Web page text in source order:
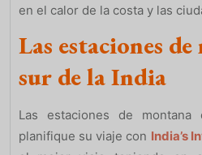
en el calor de la costa y las
Las estaciones
sur de la India
Las estaciones de
planifique su viaje con India’s